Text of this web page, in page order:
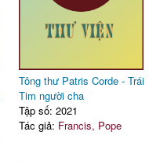
Tông thư Patris Corde - Trái
Tim người cha
Tập số: 2021
Tác giả: Francis, Pope